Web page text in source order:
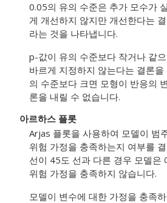
0.05의 유의 수준은 추가 모수가
게 개선하지 않지만 개선한다는
라는 것을 나타냅니다.
p-값이 유의 수준보다 작거나 같
바르게 지정하지 않는다는 결론
의 수준보다 크면 모형이 반응의
론을 내릴 수 없습니다.
아르하스 플롯
Arjas 플롯을 사용하여 모델이 범
위험 가정을 충족하는지 여부를
선이 45도 선과 다른 경우 모델은
위험 가정을 충족하지 않습니다.
모델이 변수에 대한 가정을 충족